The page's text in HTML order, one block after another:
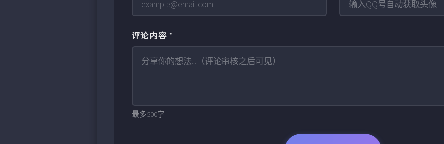
评论内容 *
最多500字